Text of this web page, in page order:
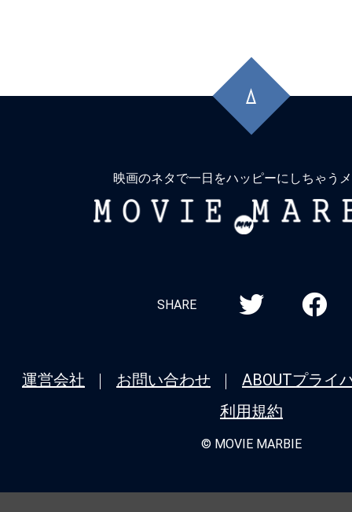
頭
に
映画のネタで一日をハッピーにしちゃう
MOVIE
SHARE
運営会社 お問い合わせ ABOUTプライ
利用規約
© MOVIE MARBIE